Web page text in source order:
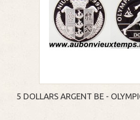
5 DOLLARS ARGENT BE -